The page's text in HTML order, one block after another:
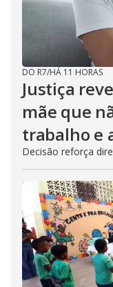
DO R7/HÁ 11 HORAS
Justiça
mãe que
trabalho e
Decisão reforça